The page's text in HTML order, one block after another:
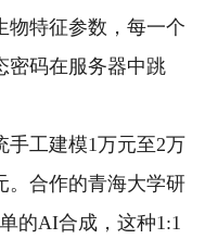
物特征参数，每一个
密码在服务器中跳
工建模1万元至2万
。合作的青海大学研
的AI合成，这种1:1